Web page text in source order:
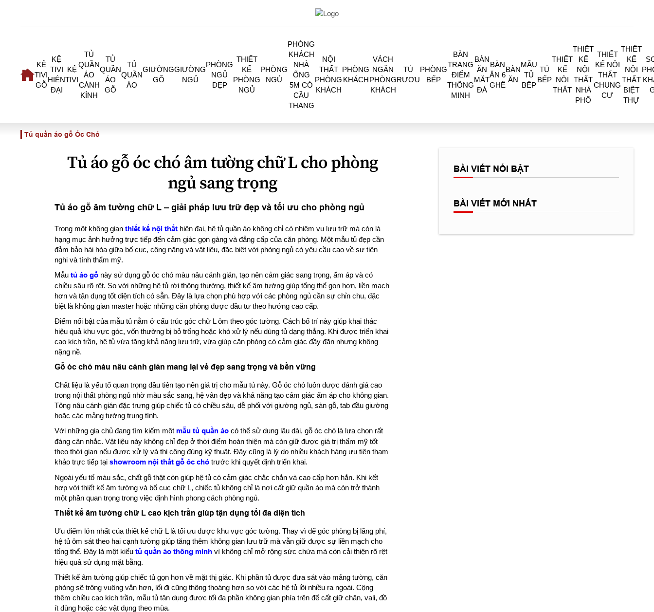
KỆ
TIVI
GỖ
KỆ
TIVI
HIỆN
ĐẠI
KỆ
TIVI
TỦ
QUẦN
ÁO
CÁNH
KÍNH
TỦ
QUẦN
ÁO
GỖ
TỦ
QUẦN
ÁO
GIƯỜNG
GỖ
GIƯỜNG
NGỦ
PHÒNG
NGỦ
ĐẸP
THIẾT
KẾ
PHÒNG
NGỦ
PHÒNG
NGỦ
PHÒNG
KHÁCH
NHÀ
ỐNG
5M CÓ
CẦU
THANG
NỘI
THẤT
PHÒNG
KHÁCH
PHÒNG
KHÁCH
VÁCH
NGĂN
PHÒNG
KHÁCH
TỦ
RƯỢU
PHÒNG
BẾP
BÀN
TRANG
ĐIỂM
THÔNG
MINH
BÀN
ĂN
MẶT
ĐÁ
BÀN
ĂN 6
GHẾ
BÀN
ĂN
MẪU
TỦ
BẾP
TỦ
BẾP
THIẾT
KẾ
NỘI
THẤT
THIẾT
KẾ
NỘI
THẤT
NHÀ
PHỐ
THIẾT
KẾ NỘI
THẤT
CHUNG
CƯ
THIẾT
KẾ
NỘI
THẤT
BIỆT
THỰ
Tủ quần áo gỗ Óc Chó
Tủ áo gỗ óc chó âm tường chữ L cho phòng
ngủ sang trọng
Tủ áo gỗ âm tường chữ L – giải pháp lưu trữ đẹp và tối ưu cho phòng ngủ
Trong một không gian thiết kế nội thất hiện đại, hệ tủ quần áo không chỉ có nhiệm vụ lưu trữ mà còn là
hạng mục ảnh hưởng trực tiếp đến cảm giác gọn gàng và đẳng cấp của căn phòng. Một mẫu tủ đẹp cần
đảm bảo hài hòa giữa bố cục, công năng và vật liệu, đặc biệt với phòng ngủ có yêu cầu cao về sự tiện
nghi và tính thẩm mỹ.
Mẫu tủ áo gỗ này sử dụng gỗ óc chó màu nâu cánh gián, tạo nên cảm giác sang trọng, ấm áp và có
chiều sâu rõ rệt. So với những hệ tủ rời thông thường, thiết kế âm tường giúp tổng thể gọn hơn, liền mạch
hơn và tận dụng tốt diện tích có sẵn. Đây là lựa chọn phù hợp với các phòng ngủ cần sự chỉn chu, đặc
biệt là không gian master hoặc những căn phòng được đầu tư theo hướng cao cấp.
Điểm nổi bật của mẫu tủ nằm ở cấu trúc góc chữ L ôm theo góc tường. Cách bố trí này giúp khai thác
hiệu quả khu vực góc, vốn thường bị bỏ trống hoặc khó xử lý nếu dùng tủ dạng thẳng. Khi được triển khai
cao kịch trần, hệ tủ vừa tăng khả năng lưu trữ, vừa giúp căn phòng có cảm giác đầy đặn nhưng không
nặng nề.
Gỗ óc chó màu nâu cánh gián mang lại vẻ đẹp sang trọng và bền vững
Chất liệu là yếu tố quan trọng đầu tiên tạo nên giá trị cho mẫu tủ này. Gỗ óc chó luôn được đánh giá cao
trong nội thất phòng ngủ nhờ màu sắc sang, hệ vân đẹp và khả năng tạo cảm giác ấm áp cho không gian.
Tông nâu cánh gián đặc trưng giúp chiếc tủ có chiều sâu, dễ phối với giường ngủ, sàn gỗ, tab đầu giường
hoặc các mảng tường trung tính.
Với những gia chủ đang tìm kiếm một mẫu tủ quần áo có thể sử dụng lâu dài, gỗ óc chó là lựa chọn rất
đáng cân nhắc. Vật liệu này không chỉ đẹp ở thời điểm hoàn thiện mà còn giữ được giá trị thẩm mỹ tốt
theo thời gian nếu được xử lý và thi công đúng kỹ thuật. Đây cũng là lý do nhiều khách hàng ưu tiên tham
khảo trực tiếp tại showroom nội thất gỗ óc chó trước khi quyết định triển khai.
Ngoài yếu tố màu sắc, chất gỗ thật còn giúp hệ tủ có cảm giác chắc chắn và cao cấp hơn hẳn. Khi kết
hợp với thiết kế âm tường và bố cục chữ L, chiếc tủ không chỉ là nơi cất giữ quần áo mà còn trở thành
một phần quan trọng trong việc định hình phong cách phòng ngủ.
Thiết kế âm tường chữ L cao kịch trần giúp tận dụng tối đa diện tích
Ưu điểm lớn nhất của thiết kế chữ L là tối ưu được khu vực góc tường. Thay vì để góc phòng bị lãng phí,
hệ tủ ôm sát theo hai cạnh tường giúp tăng thêm không gian lưu trữ mà vẫn giữ được sự liền mạch cho
tổng thể. Đây là một kiểu tủ quần áo thông minh vì không chỉ mở rộng sức chứa mà còn cải thiện rõ rệt
hiệu quả sử dụng mặt bằng.
Thiết kế âm tường giúp chiếc tủ gọn hơn về mặt thị giác. Khi phần tủ được đưa sát vào mảng tường, căn
phòng sẽ trông vuông vắn hơn, lối đi cũng thông thoáng hơn so với các hệ tủ lồi nhiều ra ngoài. Cộng
thêm chiều cao kịch trần, mẫu tủ tận dụng được tối đa phần không gian phía trên để cất giữ chăn, vali, đồ
ít dùng hoặc các vật dụng theo mùa.
BÀI VIẾT NỔI BẬT
BÀI VIẾT MỚI NHẤT